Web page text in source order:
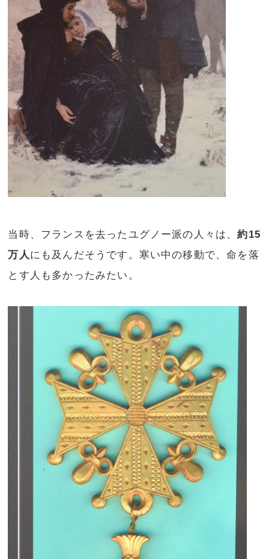
当時、フランスを去ったユグノー派の人々は、約15
万人にも及んだそうです。寒い中の移動で、命を落
とす人も多かったみたい。